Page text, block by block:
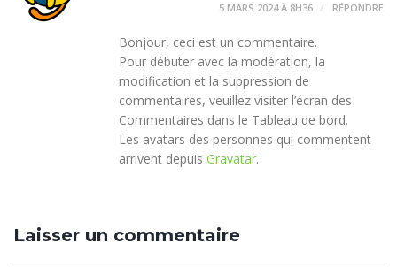
5 MARS 2024 À 8H36 RÉPONDRE
Bonjour, ceci est un commentaire.
Pour débuter avec la modération, la
modification et la suppression de
commentaires, veuillez visiter l’écran des
Commentaires dans le Tableau de bord.
Les avatars des personnes qui commentent
arrivent depuis Gravatar.
Laisser un commentaire